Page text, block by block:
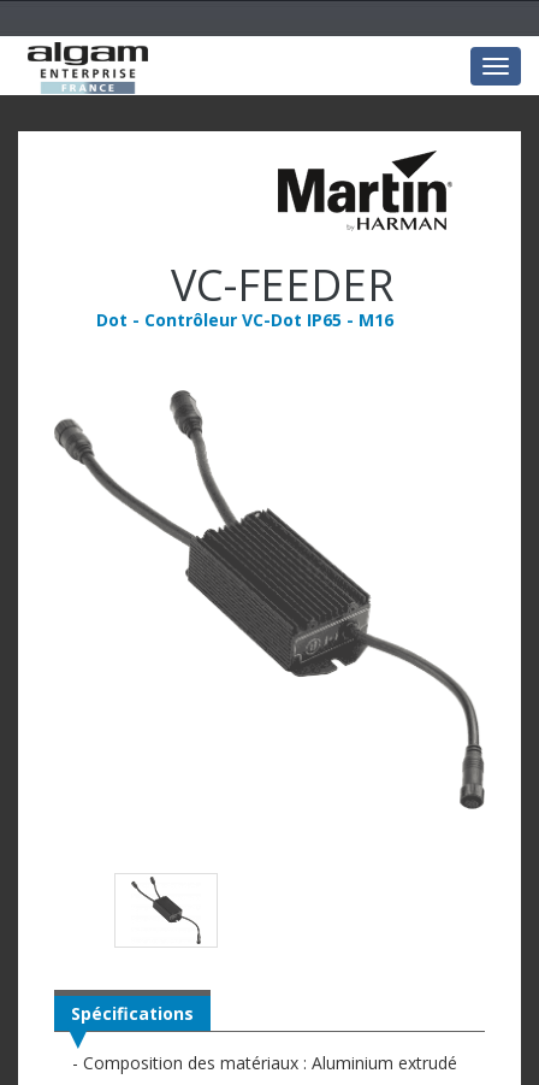
VC-FEEDER
Dot - Contrôleur VC-Dot IP65 - M16
Spécifications
- Composition des matériaux : Aluminium extrudé